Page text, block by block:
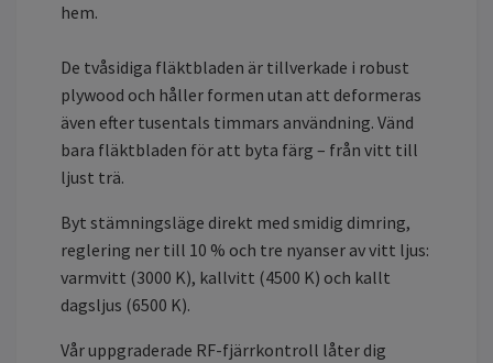
hem.
De tvåsidiga fläktbladen är tillverkade i robust
plywood och håller formen utan att deformeras
även efter tusentals timmars användning. Vänd
bara fläktbladen för att byta färg – från vitt till
ljust trä.
Byt stämningsläge direkt med smidig dimring,
reglering ner till 10 % och tre nyanser av vitt ljus:
varmvitt (3000 K), kallvitt (4500 K) och kallt
dagsljus (6500 K).
Vår uppgraderade RF-fjärrkontroll låter dig